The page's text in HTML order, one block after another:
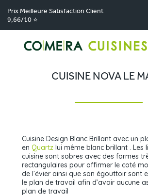
Prix Meilleure Satisfaction Client
9,66/10 ⭐
Comera Cuisines > Nos magasins de cuisine >
Cuisiniste La Chapelle-Saint-Aubin > Réalisations >
CUISINE NOVA LE
Cuisine Design Blanc Brillant avec un
en Quartz lui même blanc brillant . Les
cuisine sont sobres avec des formes
rectangulaires pour affirmer le coté
de l’évier ainsi que son égouttoir sont
le plan de travail afin d’avoir aucune
plan de travail